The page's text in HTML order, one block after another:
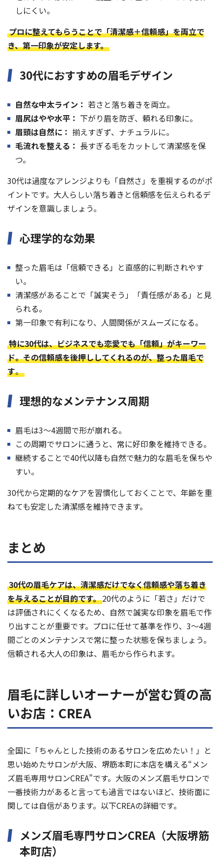
しにくい。
プロに整えてもらうことで「清潔感＋信頼感」を両立で
き、第一印象が安定します。
30代におすすめの眉毛デザイン
自然な中太ライン： 若さと落ち着きを両立。
眉尻はやや水平： 下がり眉を防ぎ、頼れる印象に。
眉頭は自然に： 揃えすぎず、ナチュラルに。
毛流れを整える： 長すぎる毛をカットして清潔感を保
つ。
30代は過度なアレンジよりも「自然さ」を重視するのがポ
イントです。大人らしい落ち着きと信頼感を伝えられるデ
ザインを意識しましょう。
心理学的な効果
整った眉毛は「信頼できる」と直感的に判断されやす
い。
清潔感があることで「誠実そう」「責任感がある」と見
られる。
第一印象で有利になり、人間関係がスムーズになる。
特に30代は、ビジネスでも恋愛でも「信頼」がキーワー
ド。その信頼感を後押ししてくれるのが、整った眉毛で
す。
理想的なメンテナンス周期
眉毛は3〜4週間で形が崩れる。
この周期でサロンに通うと、常に好印象を維持できる。
継続することで40代以降も自然で魅力的な眉毛を保ちや
すい。
30代から定期的なケアを習慣化しておくことで、年齢を重
ねても安定した清潔感を維持できます。
まとめ
30代の眉毛ケアは、清潔感だけでなく信頼感や落ち着き
を与えることが目的です。20代のように「若さ」だけで
は評価されにくくなるため、自然で誠実な印象を眉毛で作
り出すことが重要です。プロに任せて基準を作り、3〜4週
間ごとのメンテナンスで常に整った状態を保ちましょう。
信頼される大人の印象は、眉毛から作られます。
眉毛に詳しいオーナーが営む質の高
いお店：CREA
全国に「ちゃんとした技術のあるサロンを広めたい！」と
思い始めたサロンが大阪、堺筋本町に本店を構える“メン
ズ眉毛専用サロンCREA”です。大阪のメンズ眉毛サロンで
一番技術力があると言っても過言ではないほど、技術面に
関しては自信があります。以下CREAの詳細です。
メンズ眉毛専門サロンCREA（大阪堺筋
本町店）